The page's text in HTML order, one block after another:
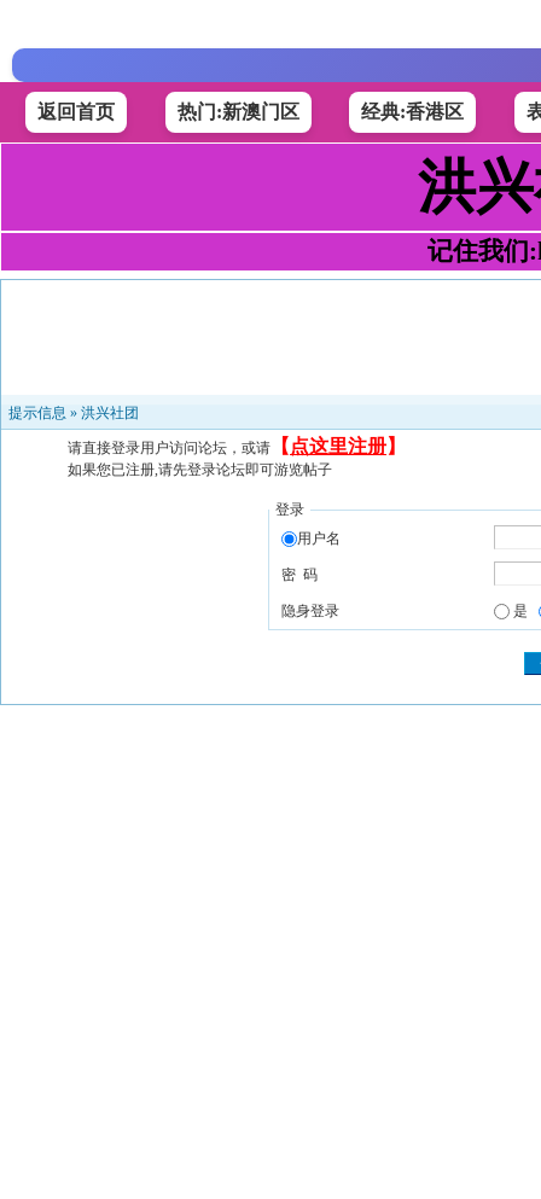
返回首页 热门:新澳门区 经典:香港区
洪
记住我们
提示信息 » 洪兴社团
请直接登录用户访问论坛，或请 【 点这里注册】
如果您已注册,请先登录论坛即可游览帖子
登录
用户名
密 码
隐身登录 是